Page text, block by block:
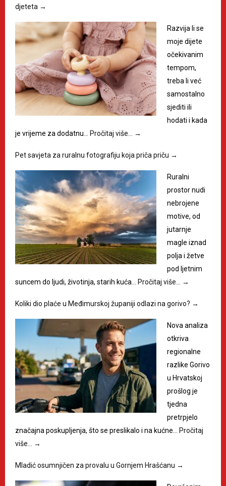
djeteta →
Razvija li se
moje dijete
očekivanim
tempom,
treba li već
samostalno
sjediti ili
hodati i kada
je vrijeme za dodatnu…
Pročitaj više… →
Pet savjeta za ruralnu fotografiju koja priča priču →
Ruralni
prostor nudi
nebrojene
motive, od
jutarnje
magle iznad
polja i žetve
pod ljetnim
suncem do ljudi, životinja, starih kuća…
Pročitaj više… →
Koliki dio plaće u Međimurskoj županiji odlazi na gorivo? →
Nova analiza
otkriva
regionalne
razlike Gorivo
u Hrvatskoj
prošlog je
tjedna
pretrpjelo
značajna poskupljenja, što se preslikalo i na kućne…
Pročitaj
više…
→
Mladić osumnjičen za provalu u Gornjem Hrašćanu →